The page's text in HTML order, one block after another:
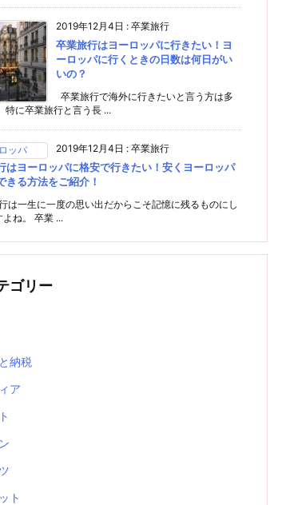
2019年12月4日 : 卒業旅行
卒業旅行はヨーロッパに行きたい！ヨ
ーロッパに行くときの日数は何日がい
いの？
卒業旅行で海外に行きたいと言う方は多
特に卒業旅行と言う長 ...
2019年12月4日 : 卒業旅行
はヨーロッパに格安で行きたい！安くヨーロッパ
きる方法をご紹介！
は一生に一度の思い出だからこそ記憶に残るものにし
よね。 卒業 ...
ゴリー
納税
ア
ト